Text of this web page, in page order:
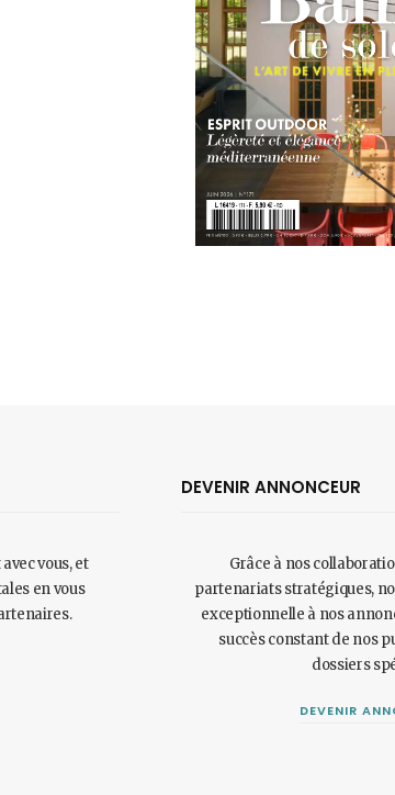
vous, et
en vous
DEVENIR ANNONCEUR
Grâce à nos
partenariats stratégiques,
exceptionnelle à nos
succès constant de nos
dossiers
DEVENIR